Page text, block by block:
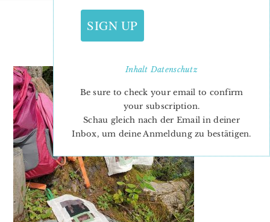
SIGN UP
InhaltDatenschutz
Be sure to check your email to confirm
your subscription.
Schau gleich nach der Email in deiner
Inbox, um deine Anmeldung zu bestätigen.